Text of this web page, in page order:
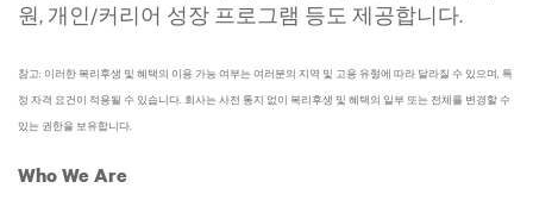
원, 개인/커리어 성장 프로그램 등도 제공합니다.
참고: 이러한 복리후생 및 혜택의 이용 가능 여부는 여러분의 지역 및 고용 유형에 따라 달라질 수 있으며, 특
정 자격 요건이 적용될 수 있습니다. 회사는 사전 통지 없이 복리후생 및 혜택의 일부 또는 전체를 변경할 수
있는 권한을 보유합니다.
Who We Are